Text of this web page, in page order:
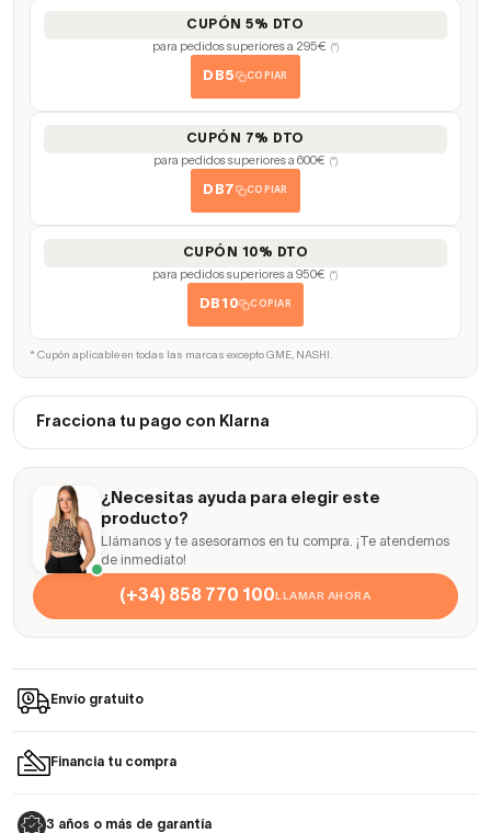
CUPÓN 5% DTO
para pedidos superiores a 295€ (*)
DB5 COPIAR
CUPÓN 7% DTO
para pedidos superiores a 600€ (*)
DB7 COPIAR
CUPÓN 10% DTO
para pedidos superiores a 950€ (*)
DB10 COPIAR
* Cupón aplicable en todas las marcas excepto GME, NASHI.
Fracciona tu pago con Klarna
¿Necesitas ayuda para elegir este
producto?
Llámanos y te asesoramos en tu compra. ¡Te atendemos
de inmediato!
(+34) 858 770 100LLAMAR AHORA
Envío gratuito
Financia tu compra
3 años o más de garantía